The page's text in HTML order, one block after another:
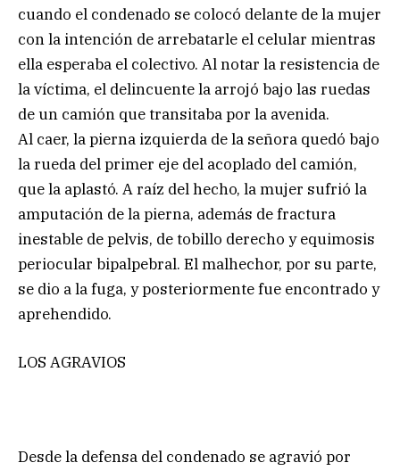
cuando el condenado se colocó delante de la mujer
con la intención de arrebatarle el celular mientras
ella esperaba el colectivo. Al notar la resistencia de
la víctima, el delincuente la arrojó bajo las ruedas
de un camión que transitaba por la avenida.
Al caer, la pierna izquierda de la señora quedó bajo
la rueda del primer eje del acoplado del camión,
que la aplastó. A raíz del hecho, la mujer sufrió la
amputación de la pierna, además de fractura
inestable de pelvis, de tobillo derecho y equimosis
periocular bipalpebral. El malhechor, por su parte,
se dio a la fuga, y posteriormente fue encontrado y
aprehendido.
LOS AGRAVIOS
Desde la defensa del condenado se agravió por